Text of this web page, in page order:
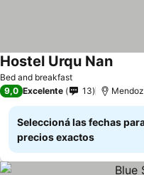
Bed and breakfast
Hostel Urqu Nan
9,0 Excelente 13
Seleccioná las fechas
precios exactos